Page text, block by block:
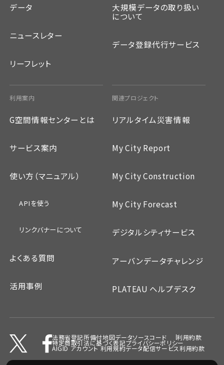
データ
ニュースレター
リーフレット
利用案内
G空間情報センターとは
サービス案内
使い方（マニュアル）
APIを使う
リンクバナーについて
よくある質問
活用事例
大規模データの取り扱い
について
データ登録代行サービス
関連プロジェクト
リアルタイム災害情報
My City Report
My City Construction
My City Forecast
デジタルシティサービス
アーバンデータチャレンジ
PLATEAU ヘルプデスク
法務省登記所備付地図データソースコード 利用約款
特定商取引法に基づく表記プライバシーポリシー
AIGID アカウント 利用規約データ配信サービス利用約款